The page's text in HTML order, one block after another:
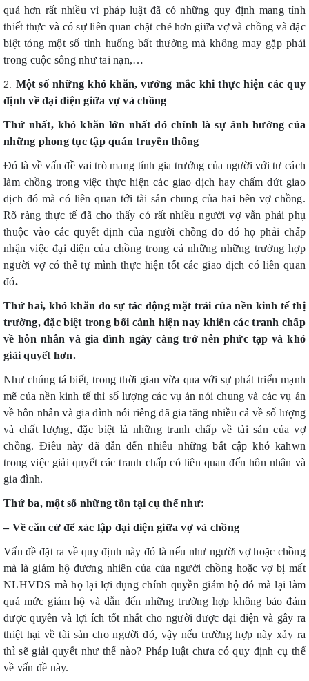
quả hơn rất nhiều vì pháp luật đã có những quy định mang tính
thiết thực và có sự liên quan chặt chẽ hơn giữa vợ và chồng và đặc
biệt tỏng một số tình huống bất thường mà không may gặp phải
trong cuộc sống như tai nạn,…
Một số những khó khăn, vướng mắc khi thực hiện các quy
định về đại diện giữa vợ và chồng
Thứ nhất, khó khăn lớn nhất đó chính là sự ảnh hưởng của
những phong tục tập quán truyền thống
Đó là về vấn đề vai trò mang tính gia trưởng của người với tư cách
làm chồng trong việc thực hiện các giao dịch hay chấm dứt giao
dịch đó mà có liên quan tới tài sản chung của hai bên vợ chồng.
Rõ ràng thực tế đã cho thấy có rất nhiều người vợ vẫn phải phụ
thuộc vào các quyết định của người chồng do đó họ phải chấp
nhận việc đại diện của chồng trong cả những những trường hợp
người vợ có thể tự mình thực hiện tốt các giao dịch có liên quan
đó.
Thứ hai, khó khăn do sự tác động mặt trái của nền kinh tế thị
trường, đặc biệt trong bối cảnh hiện nay khiến các tranh chấp
về hôn nhân và gia đình ngày càng trở nên phức tạp và khó
giải quyết hơn.
Như chúng tá biết, trong thời gian vừa qua với sự phát triển mạnh
mẽ của nền kinh tế thì số lượng các vụ án nói chung và các vụ án
về hôn nhân và gia đình nói riêng đã gia tăng nhiều cả về số lượng
và chất lượng, đặc biệt là những tranh chấp về tài sản của vợ
chồng. Điều này đã dẫn đến nhiều những bất cập khó kahwn
trong việc giải quyết các tranh chấp có liên quan đến hôn nhân và
gia đình.
Thứ ba, một số những tồn tại cụ thể như:
– Về căn cứ để xác lập đại diện giữa vợ và chồng
Vấn đề đặt ra về quy định này đó là nếu như người vợ hoặc chồng
mà là giám hộ đương nhiên của của người chồng hoặc vợ bị mất
NLHVDS mà họ lại lợi dụng chính quyền giám hộ đó mà lại làm
quá mức giám hộ và dẫn đến những trường hợp không bảo đảm
được quyền và lợi ích tốt nhất cho người được đại diện và gây ra
thiệt hại về tài sản cho người đó, vậy nếu trường hợp này xảy ra
thì sẽ giải quyết như thế nào? Pháp luật chưa có quy định cụ thể
về vấn đề này.